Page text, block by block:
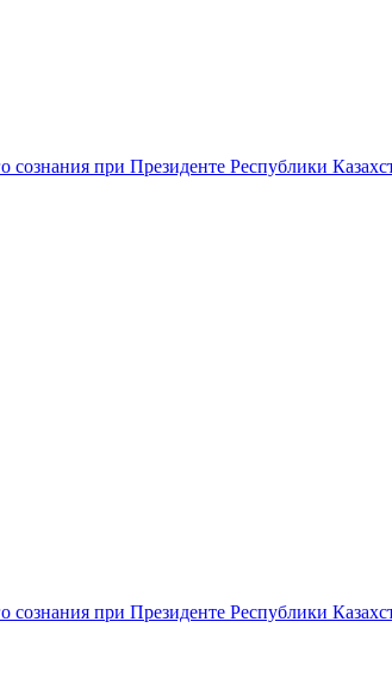
при Президенте Республики
при Президенте Республики